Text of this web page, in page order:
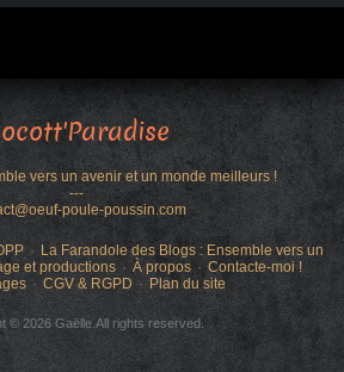
vers un avenir et un monde meilleurs !
---
poule-poussin.com
La Farandole des Blogs : Ensemble vers un
et productions À propos
Contacte-moi !
CGV & RGPD Plan du site
© 2026 Gaëlle.All rights reserved.